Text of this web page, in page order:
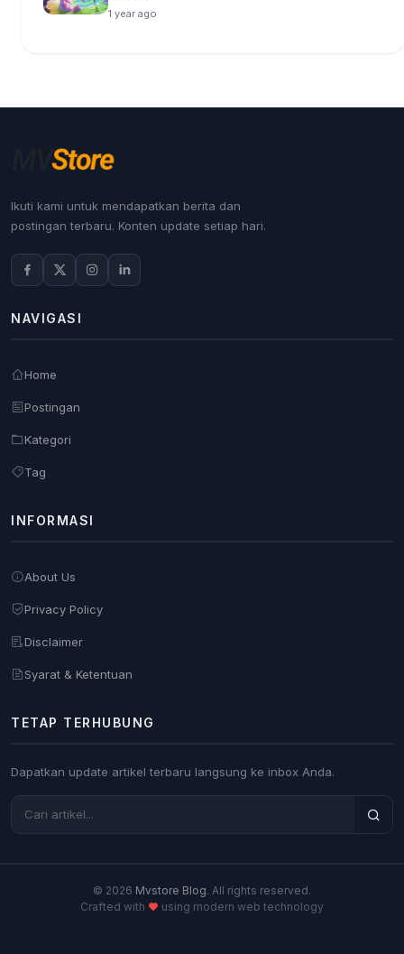
1 year ago
Ikuti kami untuk mendapatkan berita dan
postingan terbaru. Konten update setiap hari.
NAVIGASI
Home
Postingan
Kategori
Tag
INFORMASI
About Us
Privacy Policy
Disclaimer
Syarat & Ketentuan
TETAP TERHUBUNG
Dapatkan update artikel terbaru langsung ke inbox Anda.
© 2026 Mvstore Blog. All rights reserved.
Crafted with
using modern web technology